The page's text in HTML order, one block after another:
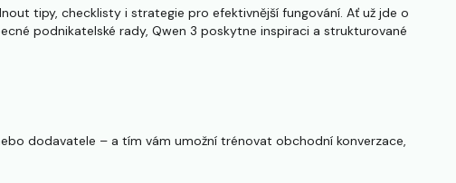
tipy, checklisty i strategie pro efektivnější fungování. Ať už jde o
podnikatelské rady, Qwen 3 poskytne inspiraci a strukturované
dodavatele – a tím vám umožní trénovat obchodní konverzace,